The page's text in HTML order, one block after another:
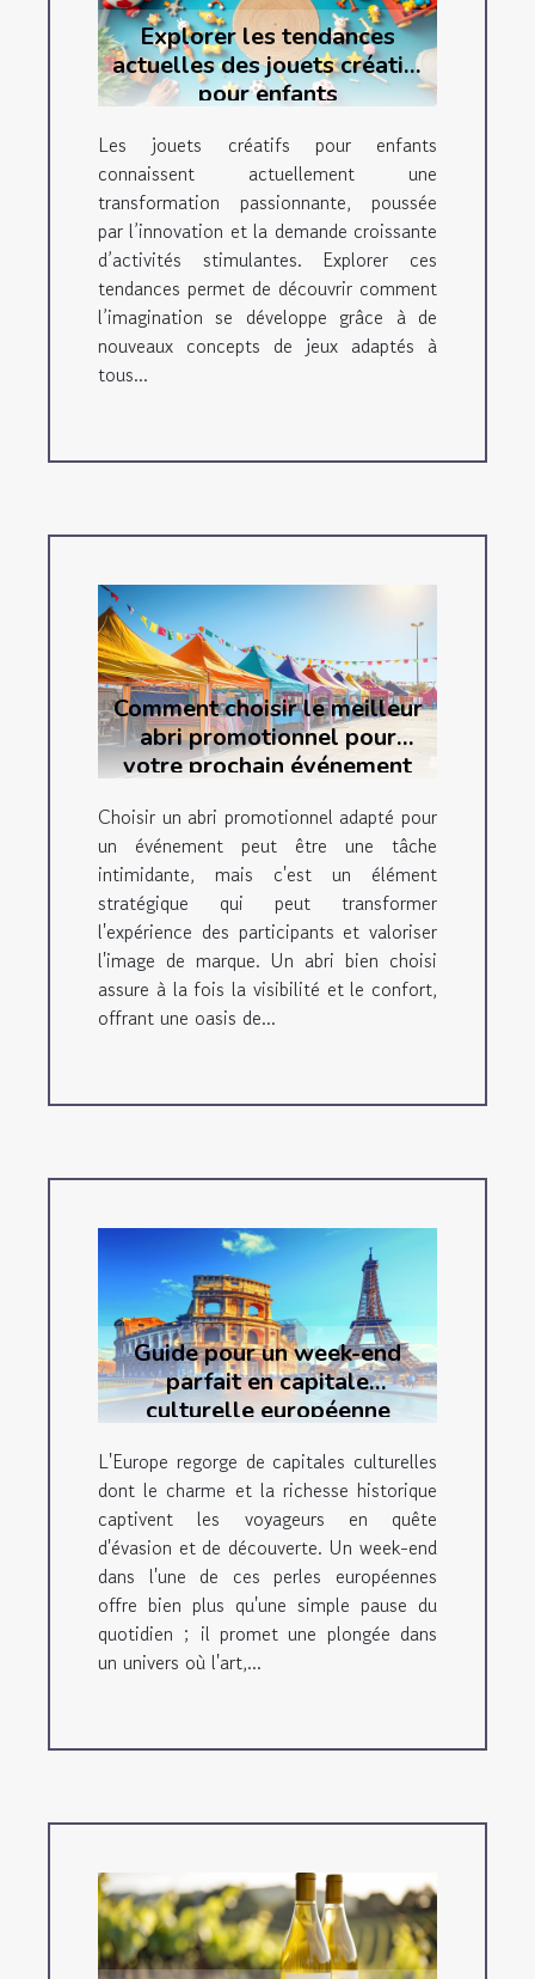
Explorer les tendances
actuelles des jouets créatifs
pour enfants
Les jouets créatifs pour enfants
connaissent actuellement une
transformation passionnante, poussée
par l’innovation et la demande croissante
d’activités stimulantes. Explorer ces
tendances permet de découvrir comment
l’imagination se développe grâce à de
nouveaux concepts de jeux adaptés à
tous...
Comment choisir le meilleur
abri promotionnel pour
votre prochain événement
Choisir un abri promotionnel adapté pour
un événement peut être une tâche
intimidante, mais c'est un élément
stratégique qui peut transformer
l'expérience des participants et valoriser
l'image de marque. Un abri bien choisi
assure à la fois la visibilité et le confort,
offrant une oasis de...
Guide pour un week-end
parfait en capitale
culturelle européenne
L'Europe regorge de capitales culturelles
dont le charme et la richesse historique
captivent les voyageurs en quête
d'évasion et de découverte. Un week-end
dans l'une de ces perles européennes
offre bien plus qu'une simple pause du
quotidien ; il promet une plongée dans
un univers où l'art,...